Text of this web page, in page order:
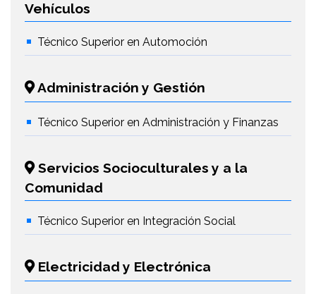
Vehículos
Técnico Superior en Automoción
Administración y Gestión
Técnico Superior en Administración y Finanzas
Servicios Socioculturales y a la
Comunidad
Técnico Superior en Integración Social
Electricidad y Electrónica